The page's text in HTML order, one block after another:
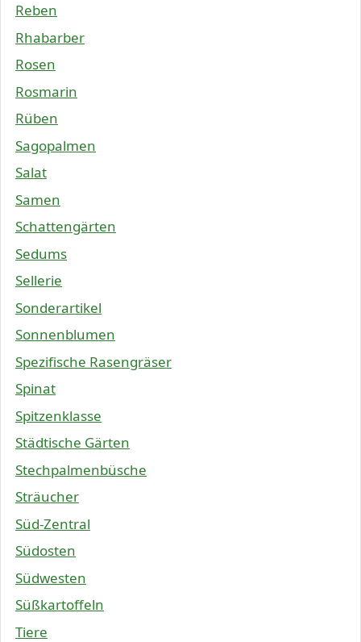
Reben
Rhabarber
Rosen
Rosmarin
Rüben
Sagopalmen
Salat
Samen
Schattengärten
Sedums
Sellerie
Sonderartikel
Sonnenblumen
Spezifische Rasengräser
Spinat
Spitzenklasse
Städtische Gärten
Stechpalmenbüsche
Sträucher
Süd-Zentral
Südosten
Südwesten
Süßkartoffeln
Tiere